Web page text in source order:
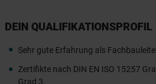
DEIN QUALIFIKATIONSPROFIL
Sehr gute Erfahrung als
Zertifikte nach DIN EN ISO 15257
Grad 3.